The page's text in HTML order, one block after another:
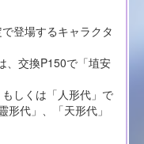
登場するキャラクタ
、交換P150で「埴安
しくは「人形代」で
代」、「天形代」